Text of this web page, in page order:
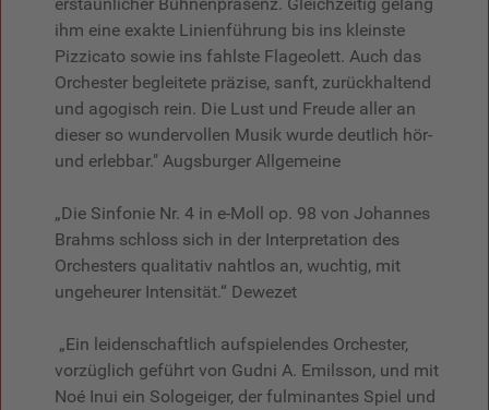
ihm eine exakte Linienführung bis ins kleinste
Pizzicato sowie ins fahlste Flageolett. Auch das
Orchester begleitete präzise, sanft, zurückhaltend
und agogisch rein. Die Lust und Freude aller an
dieser so wundervollen Musik wurde deutlich hör-
und erlebbar." Augsburger Allgemeine
„Die Sinfonie Nr. 4 in e-Moll op. 98 von Johannes
Brahms schloss sich in der Interpretation des
Orchesters qualitativ nahtlos an, wuchtig, mit
ungeheurer Intensität.“ Dewezet
„Ein leidenschaftlich aufspielendes Orchester,
vorzüglich geführt von Gudni A. Emilsson, und mit
Noé Inui ein Sologeiger, der fulminantes Spiel und